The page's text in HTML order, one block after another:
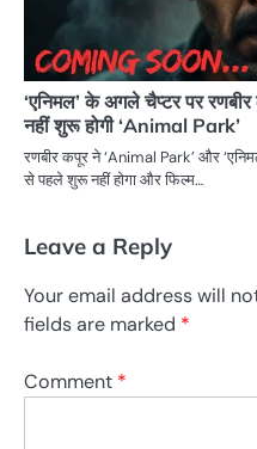
‘एनिमल’ के अगले चैप्टर पर
नहीं शुरू होगी ‘Animal Park’
रणबीर कपूर ने ‘Animal Park’ और
से पहले शुरू नहीं होगा और फिल्म…
Leave a Reply
Your email address will
fields are marked *
Comment *